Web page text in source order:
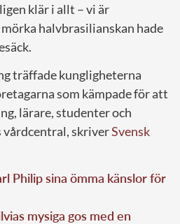
klär i allt – vi är
halvbrasilianskan hade
träffade kungligheterna
som kämpade för att
lärare, studenter och
vårdcentral, skriverSvensk
Philip sina ömma känslor för
mysiga gos med en